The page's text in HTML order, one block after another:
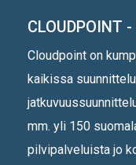
CLOUDPOINT
Cloudpoint on
kaikissa
mm. yli 150
pilvipalveluista jo